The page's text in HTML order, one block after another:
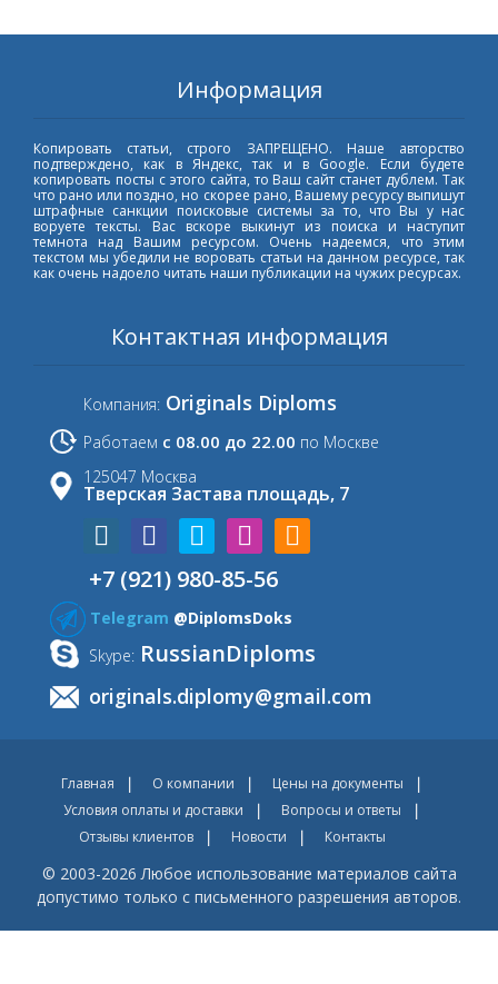
Информация
Копировать статьи, строго ЗАПРЕЩЕНО. Наше авторство
подтверждено, как в Яндекс, так и в Google. Если будете
копировать посты с этого сайта, то Ваш сайт станет дублем. Так
что рано или поздно, но скорее рано, Вашему ресурсу выпишут
штрафные санкции поисковые системы за то, что Вы у нас
воруете тексты. Вас вскоре выкинут из поиска и наступит
темнота над Вашим ресурсом. Очень надеемся, что этим
текстом мы убедили не воровать статьи на данном ресурсе, так
как очень надоело читать наши публикации на чужих ресурсах.
Контактная информация
Компания: Originals Diploms
Работаем с 08.00 до 22.00 по Москве
125047 Москва
Тверская Застава площадь, 7
+7 (921) 980-85-56
Telegram @DiplomsDoks
Skype: RussianDiploms
originals.diplomy@gmail.com
Главная О компании
Цены на документы
Условия оплаты и доставки
Вопросы и ответы
Отзывы клиентов
Новости Контакты
© 2003-2026 Любое использование материалов сайта
допустимо только с письменного разрешения авторов.